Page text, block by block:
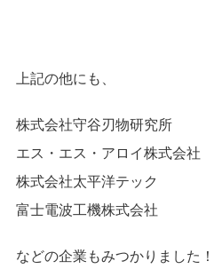
上記の他にも、
株式会社守谷刃物研究所
エス・エス・アロイ株式会社
株式会社太平洋テック
富士電波工機株式会社
などの企業もみつかりました！